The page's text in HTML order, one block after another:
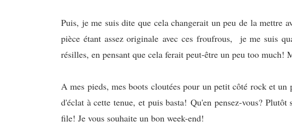
Puis, je me suis dite que cela changerait un peu de la mettre
pièce étant assez originaleavec ces froufrous, je me suis
résilles, en pensant que cela ferait peut-être un peu too much!
A mes pieds, mes boots cloutées pour un petit côté rock et un
d'éclat à cette tenue, et puis basta!Qu'en pensez-vous?
file! Je vous souhaite un bon week-end!